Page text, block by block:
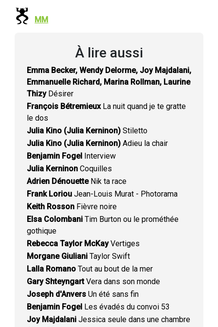
MM
À lire aussi
Emma Becker, Wendy Delorme, Joy Majdalani,
Emmanuelle Richard, Marina Rollman, Laurine
ThizyDésirer
François BétremieuxLa nuit quand je te gratte
le dos
Julia Kino (Julia Kerninon) Stiletto
Julia Kino (Julia Kerninon) Adieu la chair
Benjamin Fogel Interview
Julia Kerninon Coquilles
Adrien DénouetteNik ta race
Frank Loriou Jean-Louis Murat - Photorama
Keith Rosson Fièvre noire
Elsa Colombani Tim Burton ou le prométhée
gothique
Rebecca Taylor McKayVertiges
Morgane Giuliani Taylor Swift
Lalla Romano Tout au bout de la mer
Gary ShteyngartVera dans son monde
Joseph d'Anvers Un été sans fin
Benjamin Fogel Les évadés du convoi 53
Joy Majdalani Jessica seule dans une chambre